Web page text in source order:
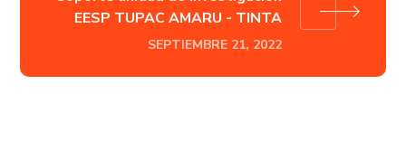
EESP TUPAC AMARU - TINTA
SEPTIEMBRE 21, 2022